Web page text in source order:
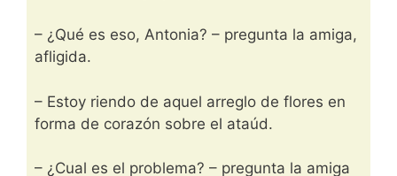
– ¿Qué es eso, Antonia? – pregunta la amiga,
afligida.
– Estoy riendo de aquel arreglo de flores en
forma de corazón sobre el ataúd.
– ¿Cual es el problema? – pregunta la amiga